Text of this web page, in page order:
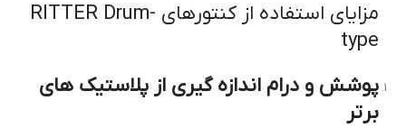
مزایای استفاده از کنتورهای RITTER Drum-
type
پوشش و درام اندازه گیری از پلاستیک های
برتر